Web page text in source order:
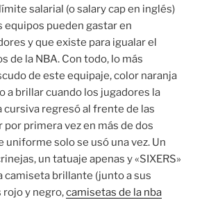
salarial (o salary cap en inglés)
equipos pueden gastar en
y que existe para igualar el
de la NBA. Con todo, lo más
de este equipaje, color naranja
a brillar cuando los jugadores la
cursiva regresó al frente de las
primera vez en más de dos
uniforme solo se usó una vez. Un
un tatuaje apenas y «SIXERS»
camiseta brillante (junto a sus
rojo y negro,camisetas de la nba